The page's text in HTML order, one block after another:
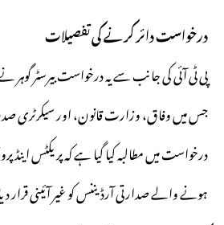
درخواست دائر کرنے کی تفصیلات
پی ٹی آئی کی جانب سے یہ درخواست بیرسٹر گوہر
جس میں وفاق، وزارت قانون، اور سیکرٹری صدر
درخواست میں مطالبہ کیا گیا ہے کہ پریکٹس
ہونے والے صدارتی آرڈیننس کو غیر آئینی قرار